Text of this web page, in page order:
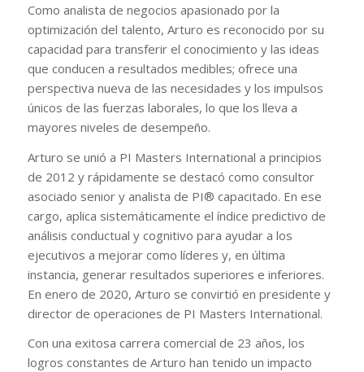
Como analista de negocios apasionado por la
optimización del talento, Arturo es reconocido por su
capacidad para transferir el conocimiento y las ideas
que conducen a resultados medibles; ofrece una
perspectiva nueva de las necesidades y los impulsos
únicos de las fuerzas laborales, lo que los lleva a
mayores niveles de desempeño.
Arturo se unió a PI Masters International a principios
de 2012 y rápidamente se destacó como consultor
asociado senior y analista de PI® capacitado. En ese
cargo, aplica sistemáticamente el índice predictivo de
análisis conductual y cognitivo para ayudar a los
ejecutivos a mejorar como líderes y, en última
instancia, generar resultados superiores e inferiores.
En enero de 2020, Arturo se convirtió en presidente y
director de operaciones de PI Masters International.
Con una exitosa carrera comercial de 23 años, los
logros constantes de Arturo han tenido un impacto